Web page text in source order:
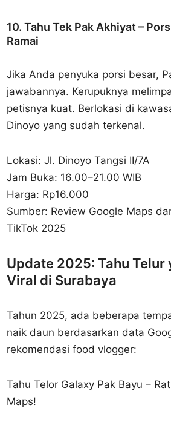
10. Tahu Tek Pak Akhiyat –
Ramai
Jika Anda penyuka porsi besar,
jawabannya. Kerupuknya
petisnya kuat. Berlokasi di
Dinoyo yang sudah terkenal.
Lokasi: Jl. Dinoyo Tangsi II/7A
Jam Buka: 16.00–21.00 WIB
Harga: Rp16.000
Sumber: Review Google Maps
TikTok 2025
Update 2025: Tahu Telur
Viral di Surabaya
Tahun 2025, ada beberapa
naik daun berdasarkan data
rekomendasi food vlogger:
Tahu Telor Galaxy Pak Bayu –
Maps!